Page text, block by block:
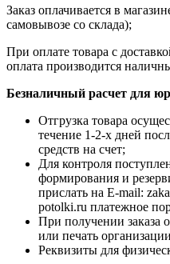
Заказ оплачивается в
самовывозе со склада);
При оплате товара с
оплата производится
Безналичный расчет для
Отгрузка товара
течение 1-2-х дней
средств на счет;
Для контроля
формирования и
прислать на E-mail:
potolki.ru платежное
При получении заказа
или печать
Реквизиты для